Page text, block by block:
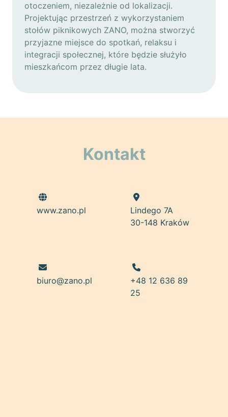
otoczeniem, niezależnie od lokalizacji.
Projektując przestrzeń z wykorzystaniem
stołów piknikowych ZANO, można stworzyć
przyjazne miejsce do spotkań, relaksu i
integracji społecznej, które będzie służyło
mieszkańcom przez długie lata.
Kontakt
www.zano.pl
Lindego 7A
30-148 Kraków
biuro@zano.pl
+48 12 636 89
25